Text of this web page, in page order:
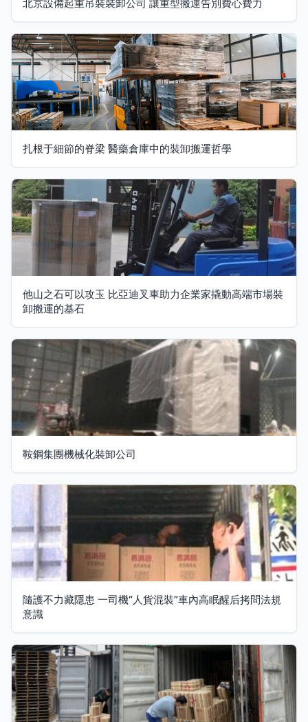
北京設備起重吊裝裝卸公司 讓重型搬運告別費心費力
扎根于細節的脊梁 醫藥倉庫中的裝卸搬運哲學
他山之石可以攻玉 比亞迪叉車助力企業家撬動高端市場裝
卸搬運的基石
鞍鋼集團機械化裝卸公司
隨護不力藏隱患 一司機“人貨混裝”車內高眠醒后拷問法規
意識